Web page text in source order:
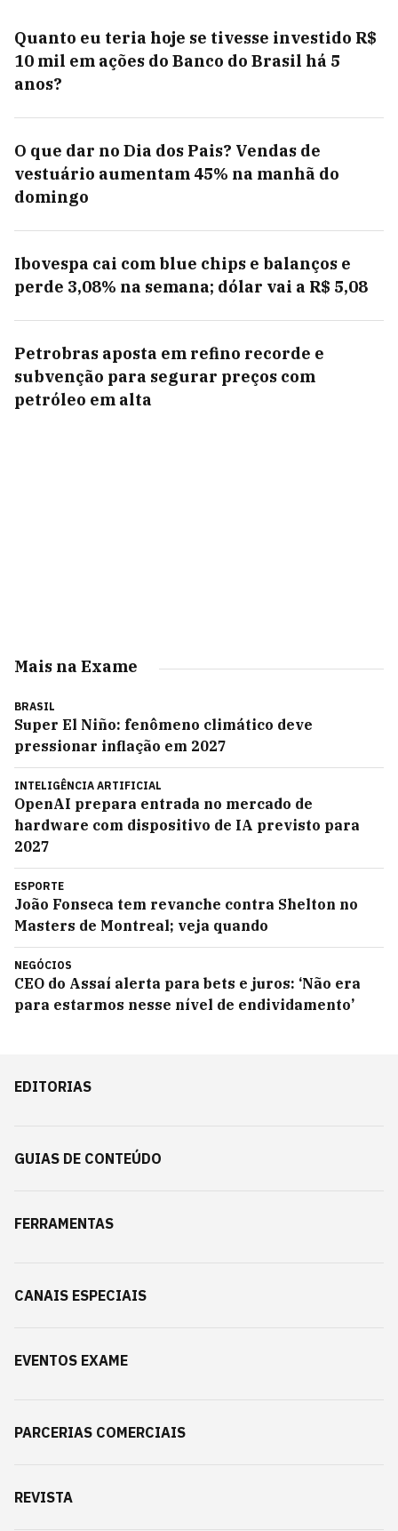
Quanto eu teria hoje se tivesse investido R$
10 mil em ações do Banco do Brasil há 5
anos?
O que dar no Dia dos Pais? Vendas de
vestuário aumentam 45% na manhã do
domingo
Ibovespa cai com blue chips e balanços e
perde 3,08% na semana; dólar vai a R$ 5,08
Petrobras aposta em refino recorde e
subvenção para segurar preços com
petróleo em alta
Mais na Exame
BRASIL
Super El Niño: fenômeno climático deve
pressionar inflação em 2027
INTELIGÊNCIA ARTIFICIAL
OpenAI prepara entrada no mercado de
hardware com dispositivo de IA previsto para
2027
ESPORTE
João Fonseca tem revanche contra Shelton no
Masters de Montreal; veja quando
NEGÓCIOS
CEO do Assaí alerta para bets e juros: ‘Não era
para estarmos nesse nível de endividamento’
EDITORIAS
GUIAS DE CONTEÚDO
FERRAMENTAS
CANAIS ESPECIAIS
EVENTOS EXAME
PARCERIAS COMERCIAIS
REVISTA